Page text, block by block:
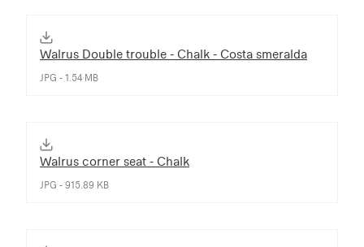
Walrus Double trouble - Chalk - Costa smeralda
JPG - 1.54 MB
Walrus corner seat - Chalk
JPG - 915.89 KB